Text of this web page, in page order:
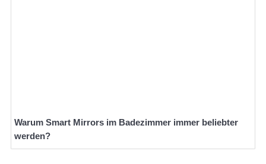
Warum Smart Mirrors im Badezimmer immer beliebter
werden?